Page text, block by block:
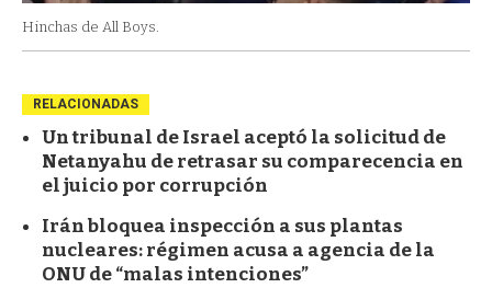
Hinchas de All Boys.
RELACIONADAS
Un tribunal de Israel aceptó la solicitud de
Netanyahu de retrasar su comparecencia en
el juicio por corrupción
Irán bloquea inspección a sus plantas
nucleares: régimen acusa a agencia de la
ONU de “malas intenciones”